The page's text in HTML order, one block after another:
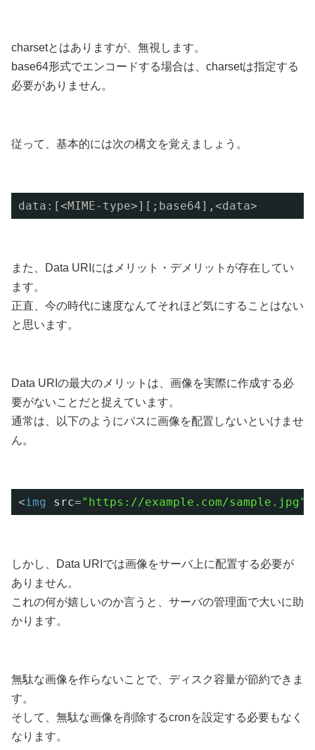
charsetとはありますが、無視します。
base64形式でエンコードする場合は、charsetは指定する
必要がありません。
従って、基本的には次の構文を覚えましょう。
data:[<MIME-type>][;base64],<data>
また、Data URIにはメリット・デメリットが存在してい
ます。
正直、今の時代に速度なんてそれほど気にすることはない
と思います。
Data URIの最大のメリットは、画像を実際に作成する必
要がないことだと捉えています。
通常は、以下のようにパスに画像を配置しないといけませ
ん。
<img src="https://example.com/sample.jpg"
しかし、Data URIでは画像をサーバ上に配置する必要が
ありません。
これの何が嬉しいのか言うと、サーバの管理面で大いに助
かります。
無駄な画像を作らないことで、ディスク容量が節約できま
す。
そして、無駄な画像を削除するcronを設定する必要もなく
なります。